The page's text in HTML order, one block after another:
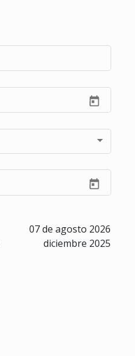
07 de agosto 2026
diciembre 2025